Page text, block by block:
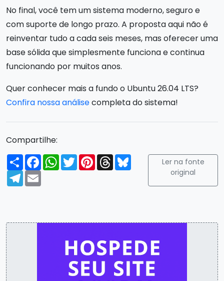
No final, você tem um sistema moderno, seguro e
com suporte de longo prazo. A proposta aqui não é
reinventar tudo a cada seis meses, mas oferecer uma
base sólida que simplesmente funciona e continua
funcionando por muitos anos.
Quer conhecer mais a fundo o Ubuntu 26.04 LTS?
Confira nossa análisecompleta do sistema!
Compartilhe:
Compartilhar
FacebookWhatsApp
TwitterPinterest
ThreadsBluesky
Telegram
Email
Ler na fonte
original